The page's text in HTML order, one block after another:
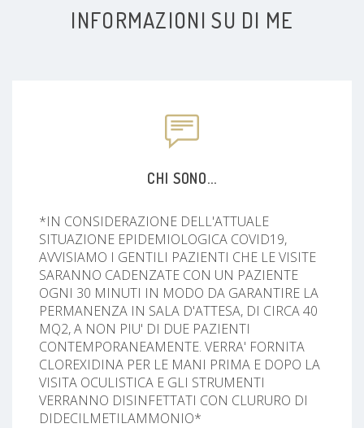
INFORMAZIONI SU DI ME
CHI SONO...
*IN CONSIDERAZIONE DELL'ATTUALE
SITUAZIONE EPIDEMIOLOGICA COVID19,
AVVISIAMO I GENTILI PAZIENTI CHE LE VISITE
SARANNO CADENZATE CON UN PAZIENTE
OGNI 30 MINUTI IN MODO DA GARANTIRE LA
PERMANENZA IN SALA D'ATTESA, DI CIRCA 40
MQ2, A NON PIU' DI DUE PAZIENTI
CONTEMPORANEAMENTE. VERRA' FORNITA
CLOREXIDINA PER LE MANI PRIMA E DOPO LA
VISITA OCULISTICA E GLI STRUMENTI
VERRANNO DISINFETTATI CON CLURURO DI
DIDECILMETILAMMONIO*